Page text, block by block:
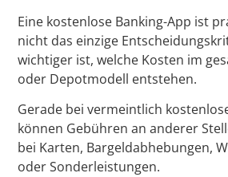
Eine kostenlose Banking-App ist
nicht das einzige
wichtiger ist, welche Kosten im
oder Depotmodell entstehen.
Gerade bei vermeintlich
können Gebühren an anderer
bei Karten, Bargeldabhebungen,
oder Sonderleistungen.